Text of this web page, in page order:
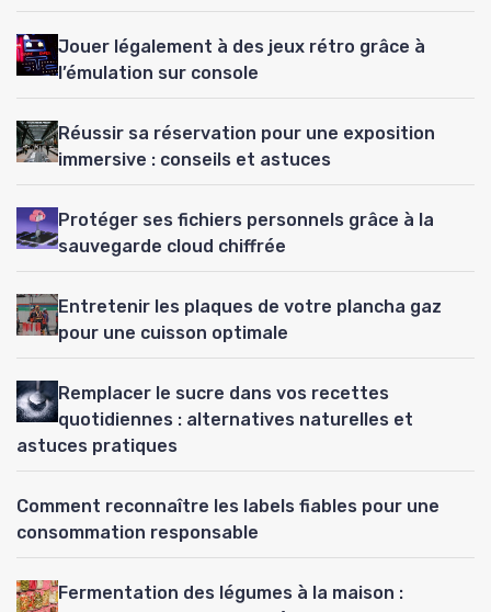
Jouer légalement à des jeux rétro grâce à
l’émulation sur console
Réussir sa réservation pour une exposition
immersive : conseils et astuces
Protéger ses fichiers personnels grâce à la
sauvegarde cloud chiffrée
Entretenir les plaques de votre plancha gaz
pour une cuisson optimale
Remplacer le sucre dans vos recettes
quotidiennes : alternatives naturelles et
astuces pratiques
Comment reconnaître les labels fiables pour une
consommation responsable
Fermentation des légumes à la maison :